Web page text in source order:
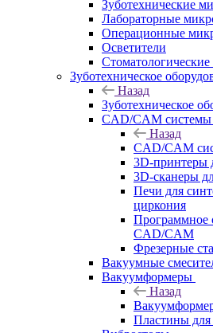
Зуботехнические
Лабораторные
Операционные
Осветители
Зуботехническое
Назад
Зуботехническое
CAD/CAM системы
Назад
CAD/CAM
3D-принтеры
3D-сканеры
Печи для
циркония
Программное
CAD/CAM
Фрезерные
Вакуумные
Вакуумформеры
Назад
Пластины